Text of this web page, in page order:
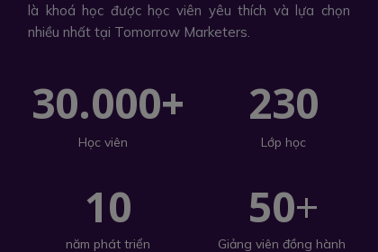
là khoá học được học viên yêu thích và lựa chọn
nhiều nhất tại Tomorrow Marketers.
230
Lớp học
10
năm phát triển
50+
Giảng viên đồng hành
30.000+
Học viên